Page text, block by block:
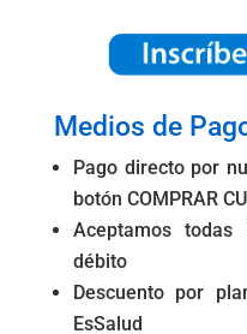
Medios de
Pago directo por
botón COMPRAR
Aceptamos
débito
Descuento por
EsSalud